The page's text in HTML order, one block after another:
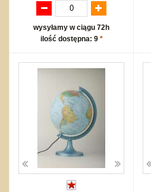
wysyłamy w ciągu 72h
ilość dostępna: 9 *